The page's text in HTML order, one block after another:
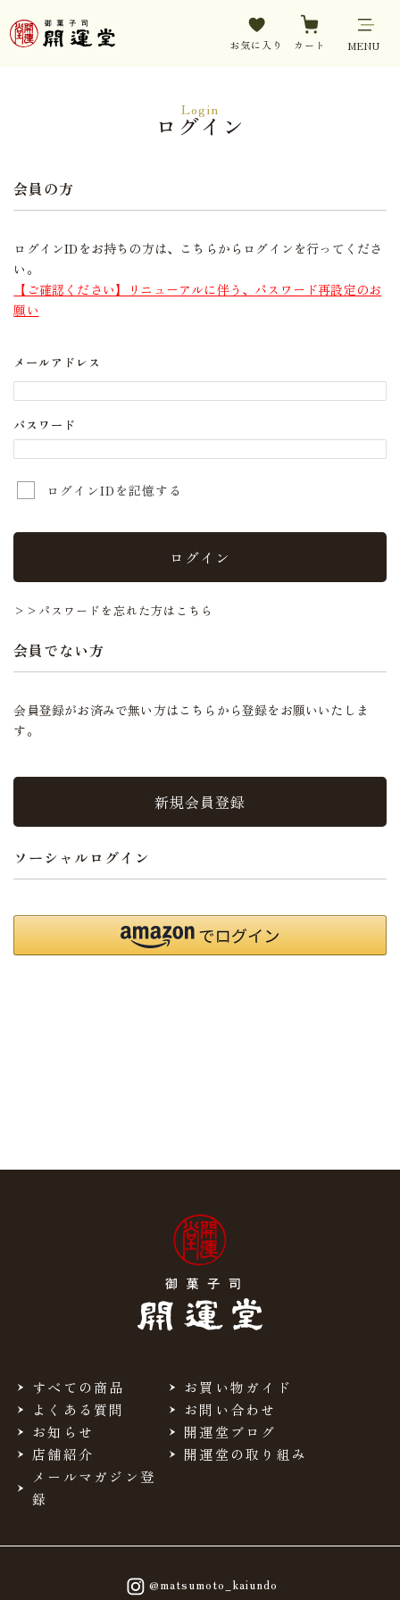
お気に入り カート MENU
Login
ログイン
会員の方
ログインIDをお持ちの方は、こちらからログインを行ってくださ
い。
【ご確認ください】リニューアルに伴う、パスワード再設定のお
願い
メールアドレス
パスワード
ログインIDを記憶する
ログイン
>>パスワードを忘れた方はこちら
会員でない方
会員登録がお済みで無い方はこちらから登録をお願いいたしま
す。
新規会員登録
ソーシャルログイン
すべての商品
お買い物ガイド
よくある質問
お問い合わせ
お知らせ
開運堂ブログ
店舗紹介
開運堂の取り組み
メールマガジン登
録
@matsumoto_kaiundo